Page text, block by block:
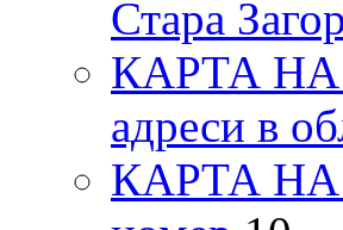
Стара
КАРТА НА
адреси в
КАРТА НА